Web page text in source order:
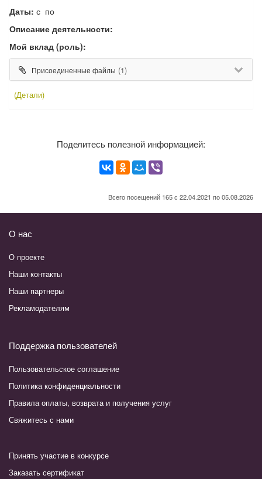
Даты: с по
Описание деятельности:
Мой вклад (роль):
Присоединенные файлы (1)
(Детали)
Поделитесь полезной информацией:
Всего посещений 165 с 22.04.2021 по 05.08.2026
О нас
О проекте
Наши контакты
Наши партнеры
Рекламодателям
Поддержка пользователей
Пользовательское соглашение
Политика конфиденциальности
Правила оплаты, возврата и получения услуг
Свяжитесь с нами
Принять участие в конкурсе
Заказать сертификат